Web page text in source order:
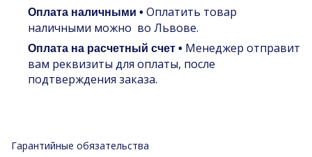
Оплата наличными • Оплатить товар
наличными можно во Львове.
Оплата на расчетный счет • Менеджер отправит
вам реквизиты для оплаты, после
подтверждения заказа.
Гарантийные обязательства